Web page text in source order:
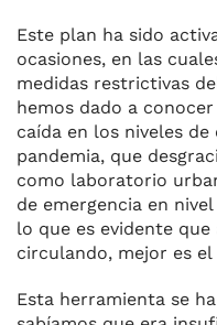
Este plan ha sido
ocasiones, en las
medidas restrictivas
hemos dado a
caída en los niveles
pandemia, que
como laboratorio
de emergencia en
lo que es evidente
circulando, mejor es
Esta herramienta se